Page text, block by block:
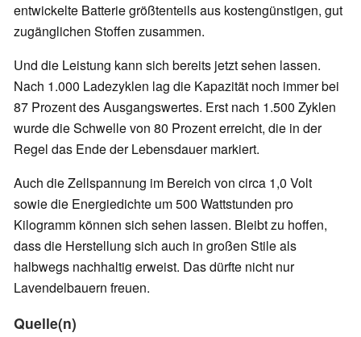
entwickelte Batterie größtenteils aus kostengünstigen, gut
zugänglichen Stoffen zusammen.
Und die Leistung kann sich bereits jetzt sehen lassen.
Nach 1.000 Ladezyklen lag die Kapazität noch immer bei
87 Prozent des Ausgangswertes. Erst nach 1.500 Zyklen
wurde die Schwelle von 80 Prozent erreicht, die in der
Regel das Ende der Lebensdauer markiert.
Auch die Zellspannung im Bereich von circa 1,0 Volt
sowie die Energiedichte um 500 Wattstunden pro
Kilogramm können sich sehen lassen. Bleibt zu hoffen,
dass die Herstellung sich auch in großen Stile als
halbwegs nachhaltig erweist. Das dürfte nicht nur
Lavendelbauern freuen.
Quelle(n)